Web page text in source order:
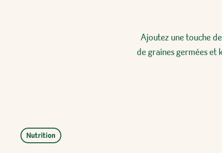
Ajoutez une touche
de graines germées et
Nutrition